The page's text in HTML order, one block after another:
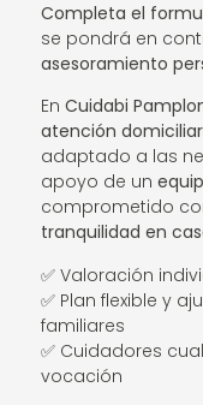
Completa el
se pondrá en
asesoramiento
EnCuidabi
atención
adaptado a las
apoyo de un
comprometido
tranquilidad en
✅ Valoración
✅ Plan flexible y
familiares
✅ Cuidadores
vocación